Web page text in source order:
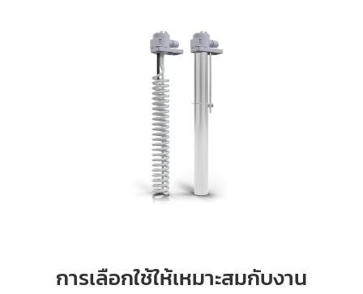
การเลือกใช้ให้เหมาะสมกับงาน